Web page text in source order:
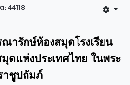
: 44118
ารักษ์ห้องสมุดโรงเรียน
ดแห่งประเทศไทย ในพระ
าชูปถัมภ์